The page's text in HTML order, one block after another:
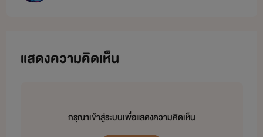
แสดงความคิดเห็น
กรุณาเข้าสู่ระบบเพื่อแสดงความคิดเห็น